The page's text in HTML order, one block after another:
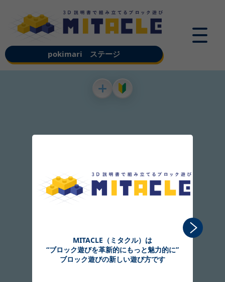
pokimari ステージ
MITACLE（ミタクル）は
“ブロック遊びを革新的にもっと魅力的に”
ブロック遊びの新しい遊び方です